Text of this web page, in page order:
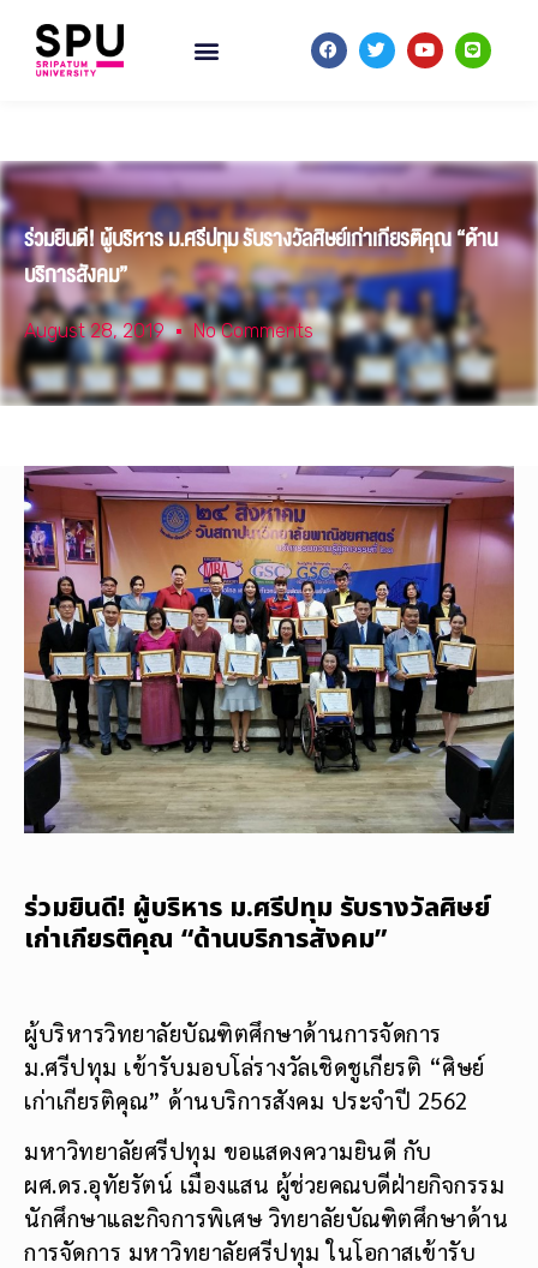
ร่วมยินดี! ผู้บริหาร ม.ศรีปทุม รับรางวัลศิษย์เก่าเกียรติคุณ “ด้าน
บริการสังคม”
August 28, 2019 No Comments
ร่วมยินดี! ผู้บริหาร ม.ศรีปทุม รับรางวัลศิษย์
เก่าเกียรติคุณ “ด้านบริการสังคม”
ผู้บริหารวิทยาลัยบัณฑิตศึกษาด้านการจัดการ
ม.ศรีปทุม เข้ารับมอบโล่รางวัลเชิดชูเกียรติ “ศิษย์
เก่าเกียรติคุณ” ด้านบริการสังคม ประจำปี 2562
มหาวิทยาลัยศรีปทุม ขอแสดงความยินดี กับ
ผศ.ดร.อุทัยรัตน์ เมืองแสน ผู้ช่วยคณบดีฝ่ายกิจกรรม
นักศึกษาและกิจการพิเศษ วิทยาลัยบัณฑิตศึกษาด้าน
การจัดการ มหาวิทยาลัยศรีปทุม ในโอกาสเข้ารับ